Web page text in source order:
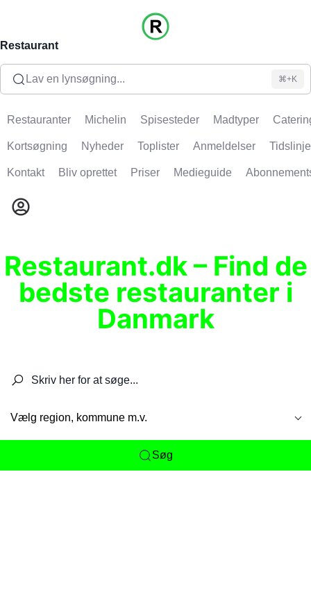
Restaurant
Lav en lynsøgning... ⌘+K
Restauranter Michelin Spisesteder Madtyper
Kortsøgning Nyheder Toplister Anmeldelser Tidslinje
Kontakt Bliv oprettet Priser Medieguide
Restaurant.dk – Find de
bedste restauranter i
Danmark
Vælg region, kommune m.v.
Søg